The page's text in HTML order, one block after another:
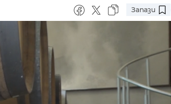
Запази